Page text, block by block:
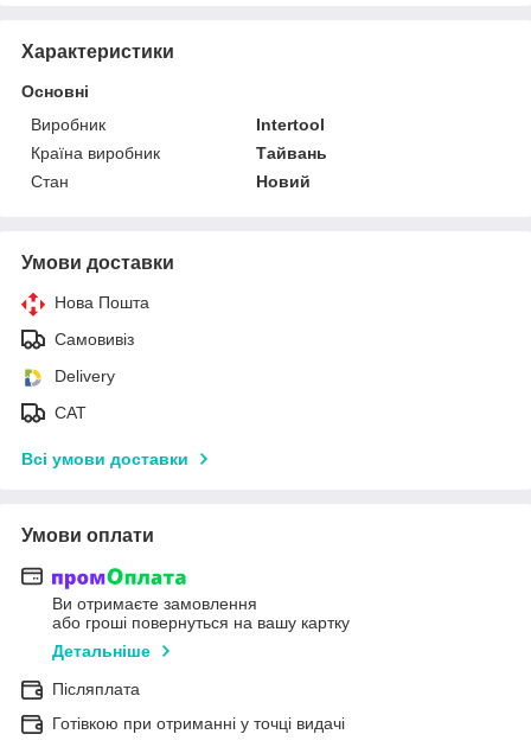
Характеристики
Основні
Виробник
Intertool
Країна виробник
Тайвань
Стан
Новий
Умови доставки
Нова Пошта
Самовивіз
Delivery
САТ
Всі умови доставки
Умови оплати
Ви отримаєте замовлення
або гроші повернуться на вашу картку
Детальніше
Післяплата
Готівкою при отриманні у точці видачі